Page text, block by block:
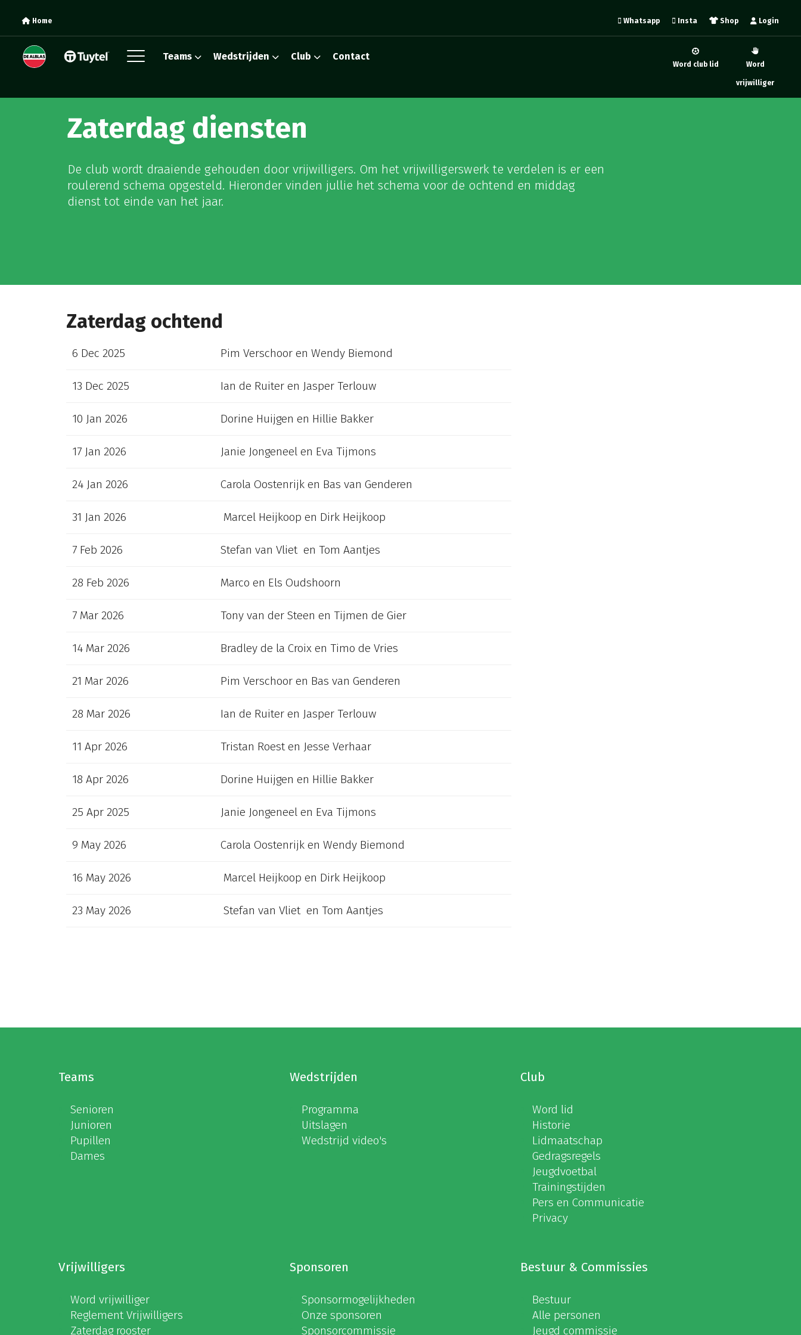
Home Login
Shop
Insta
Whatsapp
Teams Wedstrijden Club Contact
Word
vrijwilliger
Word club lid
Zaterdag diensten
De club wordt draaiende gehouden door vrijwilligers. Om het vrijwilligerswerk te verdelen is er een
roulerend schema opgesteld. Hieronder vinden jullie het schema voor de ochtend en middag
dienst tot einde van het jaar.
Zaterdag ochtend
6 Dec 2025 Pim Verschoor en Wendy Biemond
13 Dec 2025 Ian de Ruiter en Jasper Terlouw
10 Jan 2026 Dorine Huijgen en Hillie Bakker
17 Jan 2026 Janie Jongeneel en Eva Tijmons
24 Jan 2026 Carola Oostenrijk en Bas van Genderen
31 Jan 2026 Marcel Heijkoop en Dirk Heijkoop
7 Feb 2026 Stefan van Vliet en Tom Aantjes
28 Feb 2026 Marco en Els Oudshoorn
7 Mar 2026 Tony van der Steen en Tijmen de Gier
14 Mar 2026 Bradley de la Croix en Timo de Vries
21 Mar 2026 Pim Verschoor en Bas van Genderen
28 Mar 2026 Ian de Ruiter en Jasper Terlouw
11 Apr 2026 Tristan Roest en Jesse Verhaar
18 Apr 2026 Dorine Huijgen en Hillie Bakker
25 Apr 2025 Janie Jongeneel en Eva Tijmons
9 May 2026 Carola Oostenrijk en Wendy Biemond
16 May 2026 Marcel Heijkoop en Dirk Heijkoop
23 May 2026 Stefan van Vliet en Tom Aantjes
Teams
Senioren
Junioren
Pupillen
Dames
Wedstrijden
Programma
Uitslagen
Wedstrijd video's
Club
Word lid
Historie
Lidmaatschap
Gedragsregels
Jeugdvoetbal
Trainingstijden
Pers en Communicatie
Privacy
Vrijwilligers
Word vrijwilliger
Reglement Vrijwilligers
Zaterdag rooster
Sponsoren
Sponsormogelijkheden
Onze sponsoren
Sponsorcommissie
Bestuur & Commissies
Bestuur
Alle personen
Jeugd commissie